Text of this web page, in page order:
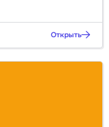
Открыть